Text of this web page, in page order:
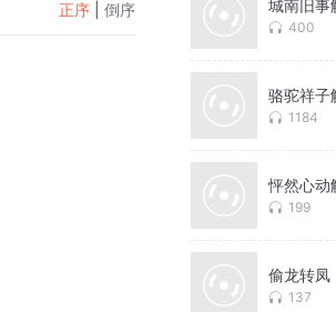
正序 倒序 城南旧事
400
骆驼祥子
1184
怦然心动
199
偷龙转凤
137